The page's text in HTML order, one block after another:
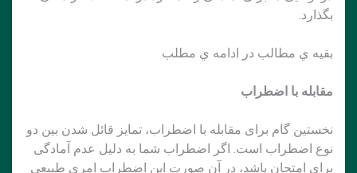
بگذارد.
بقيه ي مطالب در ادامه ي مطلب
مقابله با اضطراب
نخستین گام برای مقابله با اضطراب، تمایز قائل شدن بین دو
نوع اضطراب است. اگر اضطراب شما به دلیل عدم آمادگی
برای امتحان باشد، در آن صورت این اضطراب امری طبیعی